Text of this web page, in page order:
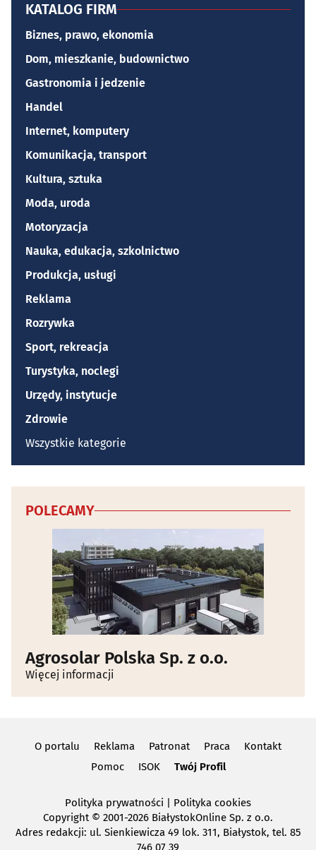
KATALOG FIRM
Biznes, prawo, ekonomia
Dom, mieszkanie, budownictwo
Gastronomia i jedzenie
Handel
Internet, komputery
Komunikacja, transport
Kultura, sztuka
Moda, uroda
Motoryzacja
Nauka, edukacja, szkolnictwo
Produkcja, usługi
Reklama
Rozrywka
Sport, rekreacja
Turystyka, noclegi
Urzędy, instytucje
Zdrowie
Wszystkie kategorie
POLECAMY
Agrosolar Polska Sp. z o.o.
Więcej informacji
O portalu Reklama Patronat Praca
Kontakt
Pomoc
ISOK Twój Profil
Polityka prywatności
Polityka cookies
Copyright© 2001-2026 BiałystokOnline Sp. z o.o.
Adres redakcji: ul. Sienkiewicza 49 lok. 311, Białystok, tel. 85
746 07 39